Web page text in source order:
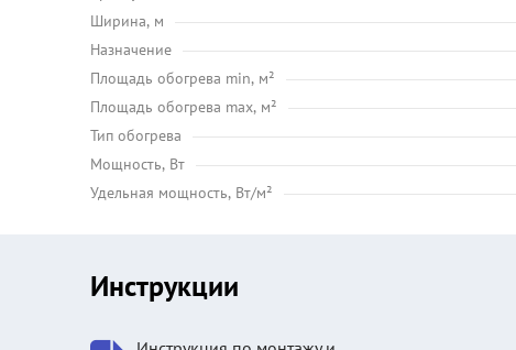
Ширина, м
Назначение
Площадь обогрева min, м²
Площадь обогрева max, м²
Тип обогрева
Мощность, Вт
Удельная мощность, Вт/м²
Инструкции